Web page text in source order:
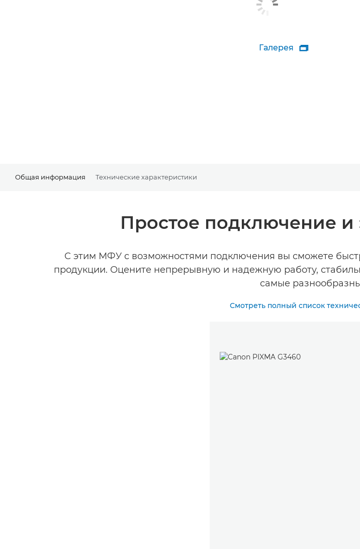
Галерея 
Общая информация Технические характеристики
Простое подключение и
С этим МФУ с возможностями подключения вы сможете
продукции. Оцените непрерывную и надежную работу,
самые
Смотреть полный список